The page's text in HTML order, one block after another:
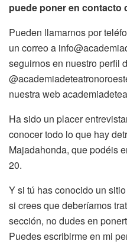
puede poner en contacto
Pueden llamarnos por
un correo a
seguirnos en nuestro perfil
nuestra web
Ha sido un placer
conocer todo lo que hay
Majadahonda, que podéis
20.
Y si tú has conocido un
si crees que deberíamos
sección, no dudes en
Puedes escribirme en mi